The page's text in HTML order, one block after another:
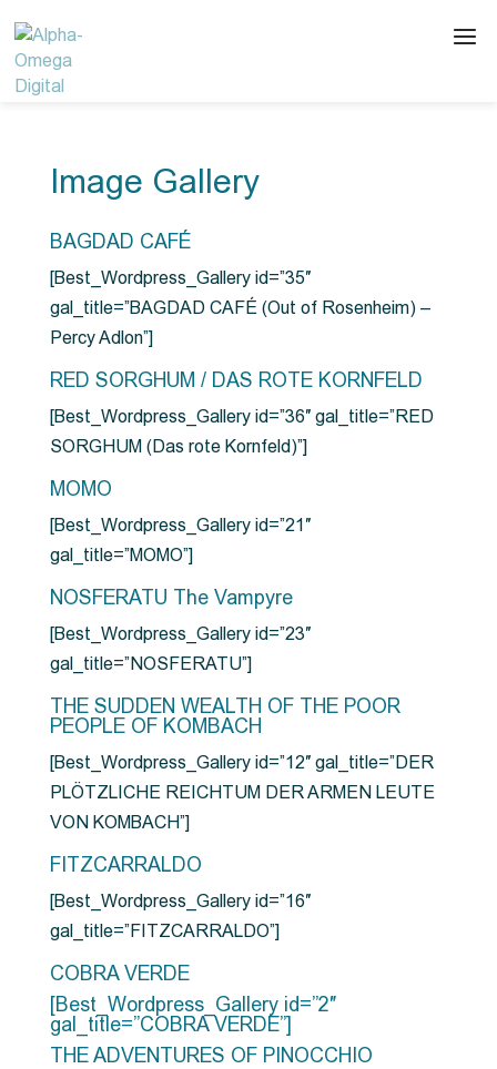
Image Gallery
BAGDAD CAFÉ
[Best_Wordpress_Gallery id=”35″
gal_title=”BAGDAD CAFÉ (Out of Rosenheim) –
Percy Adlon”]
RED SORGHUM / DAS ROTE KORNFELD
[Best_Wordpress_Gallery id=”36″ gal_title=”RED
SORGHUM (Das rote Kornfeld)”]
MOMO
[Best_Wordpress_Gallery id=”21″
gal_title=”MOMO”]
NOSFERATU The Vampyre
[Best_Wordpress_Gallery id=”23″
gal_title=”NOSFERATU”]
THE SUDDEN WEALTH OF THE POOR
PEOPLE OF KOMBACH
[Best_Wordpress_Gallery id=”12″ gal_title=”DER
PLÖTZLICHE REICHTUM DER ARMEN LEUTE
VON KOMBACH”]
FITZCARRALDO
[Best_Wordpress_Gallery id=”16″
gal_title=”FITZCARRALDO”]
COBRA VERDE
[Best_Wordpress_Gallery id=”2″
gal_title=”COBRA VERDE”]
THE ADVENTURES OF PINOCCHIO